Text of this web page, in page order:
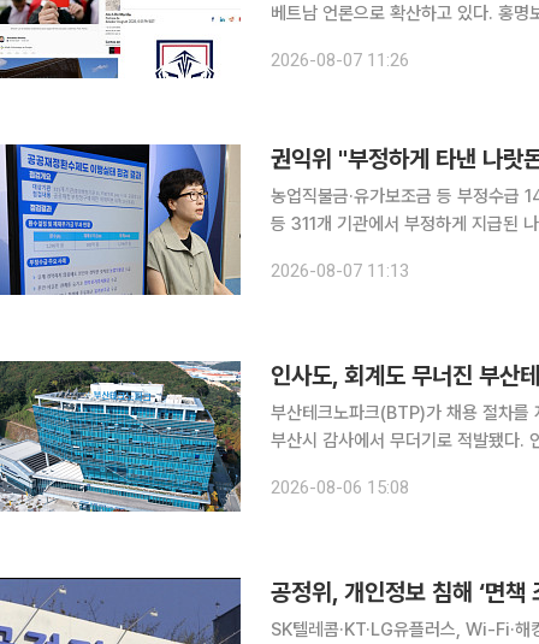
베트남 언론으로 확산하고 있다. 홍
비즈니스타임스(IBTimes)는 6일(현
2026-08-07 11:26
권익위 "부정하게 타낸 나
농업직불금·유가보조금 등 부정수급 14만여 건 적발 지난해 중앙행정
등 311개 기관에서 부정하게 지급된 나랏돈
2026-08-07 11:13
부산테크노파크(BTP)가 채용 절차를
부산시 감사에서 무더기로 적발됐다.
2026-08-06 15:08
공정위, 개인정보 침해 ‘면책
SK텔레콤·KT·LG유플러스, Wi-Fi·